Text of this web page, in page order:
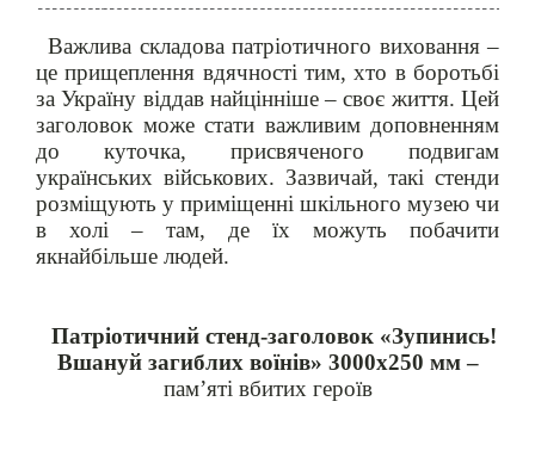
Важлива складова патріотичного виховання –
це прищеплення вдячності тим, хто в боротьбі
за Україну віддав найцінніше – своє життя. Цей
заголовок може стати важливим доповненням
до куточка, присвяченого подвигам
українських військових. Зазвичай, такі стенди
розміщують у приміщенні шкільного музею чи
в холі – там, де їх можуть побачити
якнайбільше людей.
Патріотичний стенд-заголовок «Зупинись!
Вшануй загиблих воїнів» 3000х250 мм–
пам’яті вбитих героїв